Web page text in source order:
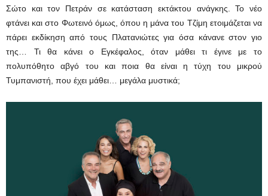
Σώτο και τον Πετράν σε κατάσταση εκτάκτου ανάγκης. Το νέο
φτάνει και στο Φωτεινό όμως, όπου η μάνα του Τζίμη ετοιμάζεται να
πάρει εκδίκηση από τους Πλατανιώτες για όσα κάνανε στον γιο
της… Τι θα κάνει ο Εγκέφαλος, όταν μάθει τι έγινε με το
πολυπόθητο αβγό του και ποια θα είναι η τύχη του μικρού
Τυμπανιστή, που έχει μάθει… μεγάλα μυστικά;